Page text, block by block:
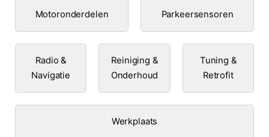
Motoronderdelen Parkeersensoren
Radio &
Navigatie
Reiniging &
Onderhoud
Tuning &
Retrofit
Werkplaats